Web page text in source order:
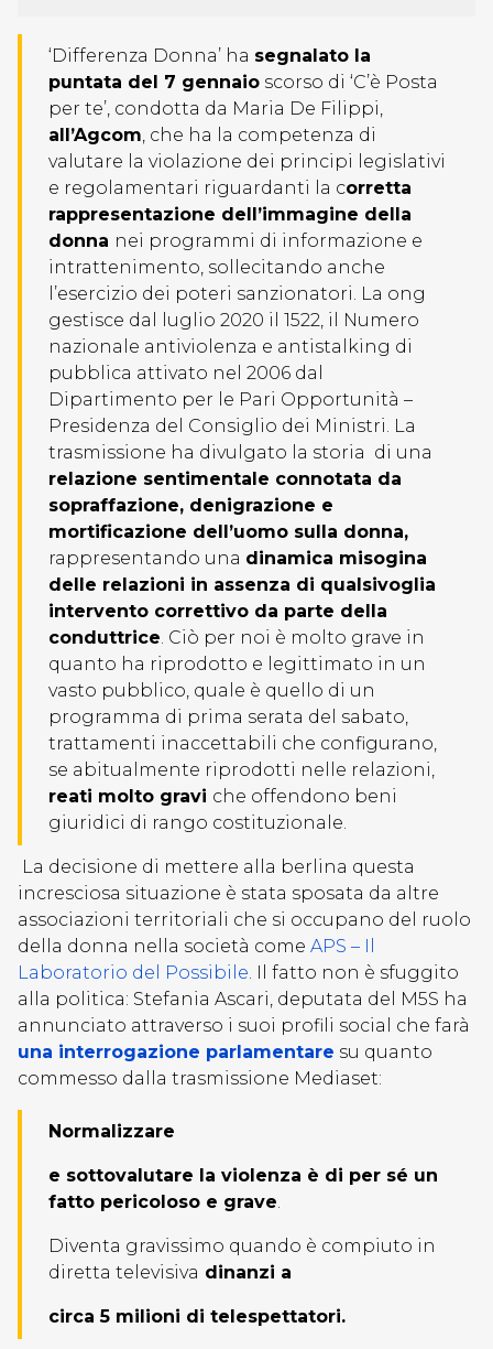
‘Differenza Donna’ ha segnalato la
puntata del 7 gennaio scorso di ‘C’è Posta
per te’, condotta da Maria De Filippi,
all’Agcom, che ha la competenza di
valutare la violazione dei principi legislativi
e regolamentari riguardanti la corretta
rappresentazione dell’immagine della
donna nei programmi di informazione e
intrattenimento, sollecitando anche
l’esercizio dei poteri sanzionatori. La ong
gestisce dal luglio 2020 il 1522, il Numero
nazionale antiviolenza e antistalking di
pubblica attivato nel 2006 dal
Dipartimento per le Pari Opportunità –
Presidenza del Consiglio dei Ministri. La
trasmissione ha divulgato la storia di una
relazione sentimentale connotata da
sopraffazione, denigrazione e
mortificazione dell’uomo sulla donna,
rappresentando una dinamica misogina
delle relazioni in assenza di qualsivoglia
intervento correttivo da parte della
conduttrice. Ciò per noi è molto grave in
quanto ha riprodotto e legittimato in un
vasto pubblico, quale è quello di un
programma di prima serata del sabato,
trattamenti inaccettabili che configurano,
se abitualmente riprodotti nelle relazioni,
reati molto gravi che offendono beni
giuridici di rango costituzionale.
La decisione di mettere alla berlina questa
incresciosa situazione è stata sposata da altre
associazioni territoriali che si occupano del ruolo
della donna nella società come APS – Il
Laboratorio del Possibile. Il fatto non è sfuggito
alla politica: Stefania Ascari, deputata del M5S ha
annunciato attraverso i suoi profili social che farà
una interrogazione parlamentare su quanto
commesso dalla trasmissione Mediaset:
Normalizzare
e sottovalutare la violenza è di per sé un
fatto pericoloso e grave.
Diventa gravissimo quando è compiuto in
diretta televisiva dinanzi a
circa 5 milioni di telespettatori.